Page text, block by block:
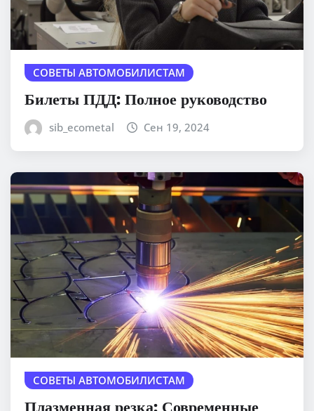
СОВЕТЫ АВТОМОБИЛИСТАМ
Билеты ПДД: Полное руководство
sib_ecometal Сен 19, 2024
СОВЕТЫ АВТОМОБИЛИСТАМ
Плазменная резка: Современные